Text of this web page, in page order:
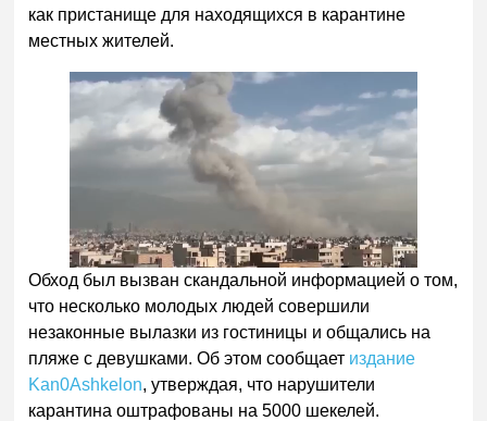
как пристанище для находящихся в карантине
местных жителей.
Обход был вызван скандальной информацией о том,
что несколько молодых людей совершили
незаконные вылазки из гостиницы и общались на
пляже с девушками. Об этом сообщает издание
Kan0Ashkelon, утверждая, что нарушители
карантина оштрафованы на 5000 шекелей.